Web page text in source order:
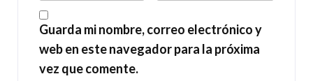
Guarda mi nombre, correo electrónico y
web en este navegador para la próxima
vez que comente.